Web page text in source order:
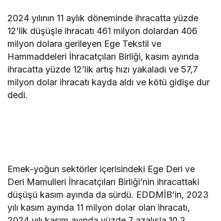
2024 yılının 11 aylık döneminde ihracatta yüzde
12’lik düşüşle ihracatı 461 milyon dolardan 406
milyon dolara gerileyen Ege Tekstil ve
Hammaddeleri İhracatçıları Birliği, kasım ayında
ihracatta yüzde 12’lik artış hızı yakaladı ve 57,7
milyon dolar ihracatı kayda aldı ve kötü gidişe dur
dedi.
Emek-yoğun sektörler içerisindeki Ege Deri ve
Deri Mamulleri İhracatçıları Birliği’nin ihracattaki
düşüşü kasım ayında da sürdü. EDDMİB’in, 2023
yılı kasım ayında 11 milyon dolar olan ihracatı,